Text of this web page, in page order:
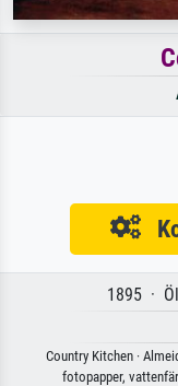
1895 ·
Country Kitchen ·
fotopapper,